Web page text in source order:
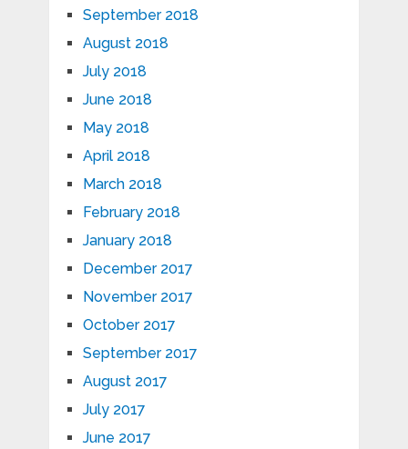
September 2018
August 2018
July 2018
June 2018
May 2018
April 2018
March 2018
February 2018
January 2018
December 2017
November 2017
October 2017
September 2017
August 2017
July 2017
June 2017